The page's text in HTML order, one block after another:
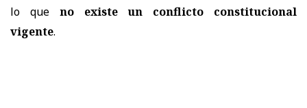
lo que no existe un conflicto constitucional
vigente.